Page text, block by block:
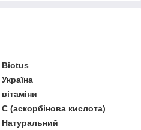
Biotus
Україна
вітаміни
С (аскорбінова кислота)
Натуральний